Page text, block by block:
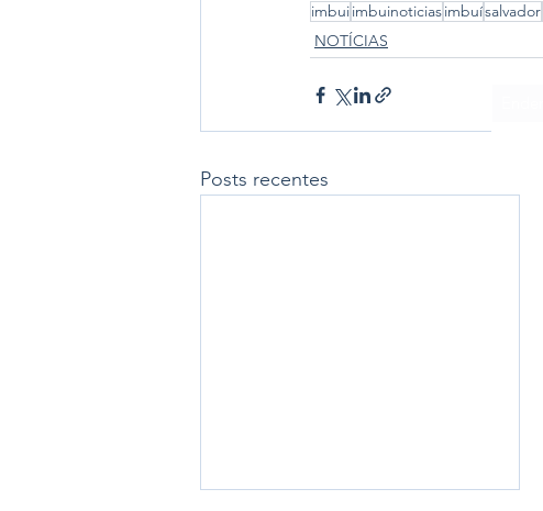
imbuiimbuinoticiasimbuísalvador
NOTÍCIAS
Posts recentes